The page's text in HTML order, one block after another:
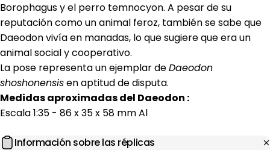
Borophagus y el perro temnocyon. A pesar de su
reputación como un animal feroz, también se sabe que
Daeodon vivía en manadas, lo que sugiere que era un
animal social y cooperativo.
La pose representa un ejemplar deDaeodon
shoshonensisen aptitud de disputa.
Medidas aproximadas del Daeodon :
Escala 1:35 - 86 x 35 x 58 mm Al
Información sobre las réplicas